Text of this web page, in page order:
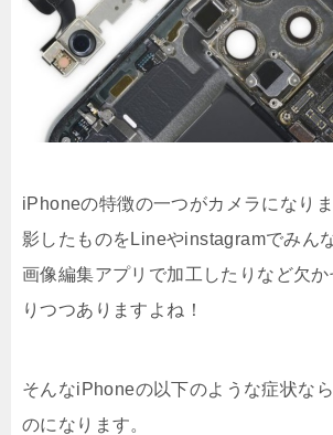
iPhoneの特徴の一つがカメラになり
影したものをLineやinstagramでみん
画像編集アプリで加工したりなど欠
りつつありますよね！
そんなiPhoneの以下のような症状な
のになります。